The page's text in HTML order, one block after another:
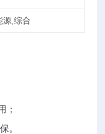
源,综合
；
。